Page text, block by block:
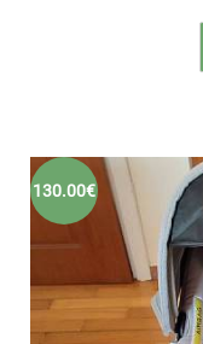
130.00€